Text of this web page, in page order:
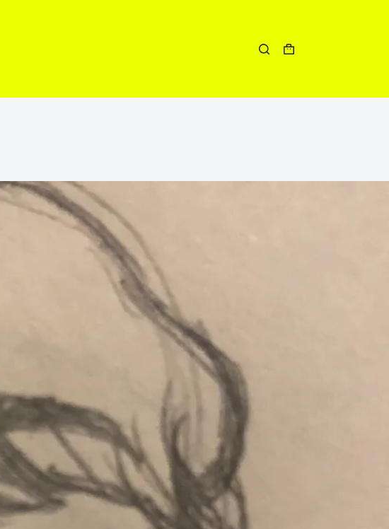
Winkelwagen